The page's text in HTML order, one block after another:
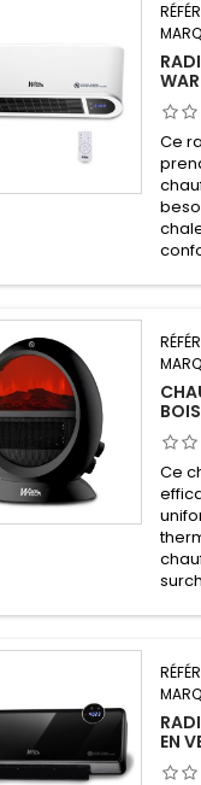
Ce
Ce
EN